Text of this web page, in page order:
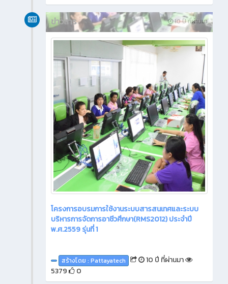
10 ปี ที่ผ่านมา
ข่าวสาร
โครงการอบรมการใช้งานระบบสารสนเทศและระบบ
บริหารการจัดการอาชีวศึกษา(RMS2012) ประจำปี
พ.ศ.2559 รุ่นที่ 1
สร้างโดย : Pattayatech
10 ปี ที่ผ่านมา
5379
0